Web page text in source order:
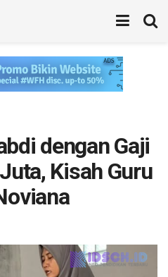
dengan Gaji
Kisah Guru